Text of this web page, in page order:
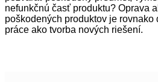
nefunkčnú časť produktu? Oprava
poškodených produktov je
práce ako tvorba nových riešení.